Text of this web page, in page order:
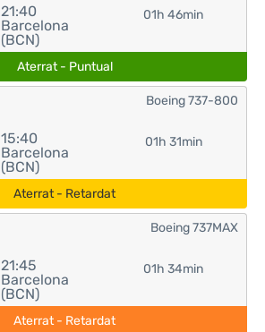
21:40
Barcelona
(BCN)
01h 46min
Aterrat - Puntual
15:40
Barcelona
(BCN)
01h 31min
Boeing 737-800
Aterrat - Retardat
21:45
Barcelona
(BCN)
01h 34min
Boeing 737MAX
Aterrat - Retardat